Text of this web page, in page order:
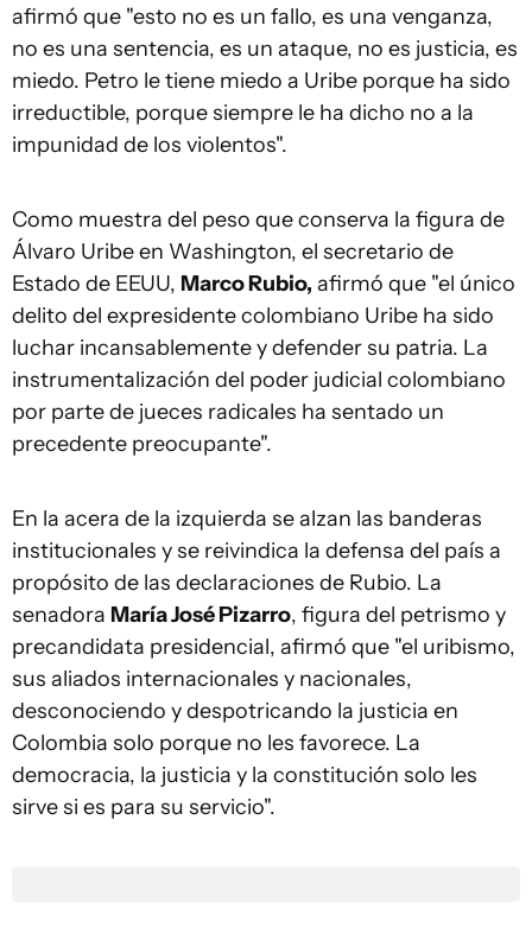
afirmó que "esto no es un fallo, es una venganza,
no es una sentencia, es un ataque, no es justicia, es
miedo. Petro le tiene miedo a Uribe porque ha sido
irreductible, porque siempre le ha dicho no a la
impunidad de los violentos".
Como muestra del peso que conserva la figura de
Álvaro Uribe en Washington, el secretario de
Estado de EEUU, Marco Rubio, afirmó que "el único
delito del expresidente colombiano Uribe ha sido
luchar incansablemente y defender su patria. La
instrumentalización del poder judicial colombiano
por parte de jueces radicales ha sentado un
precedente preocupante".
En la acera de la izquierda se alzan las banderas
institucionales y se reivindica la defensa del país a
propósito de las declaraciones de Rubio. La
senadora María José Pizarro, figura del petrismo y
precandidata presidencial, afirmó que "el uribismo,
sus aliados internacionales y nacionales,
desconociendo y despotricando la justicia en
Colombia solo porque no les favorece. La
democracia, la justicia y la constitución solo les
sirve si es para su servicio".